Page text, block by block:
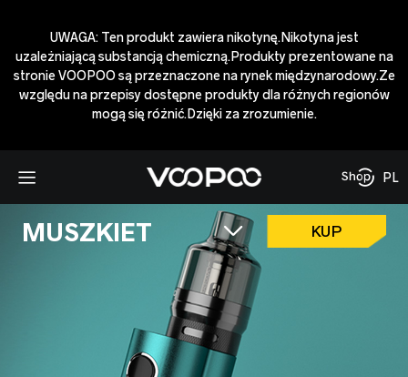
UWAGA: Ten produkt zawiera nikotynę.Nikotyna jest
uzależniającą substancją chemiczną.Produkty prezentowane na
stronie VOOPOO są przeznaczone na rynek międzynarodowy.Ze
względu na przepisy dostępne produkty dla różnych regionów
mogą się różnić.Dzięki za zrozumienie.
PL
MUSZKIET KUP